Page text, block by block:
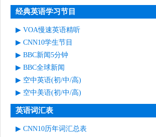
经典英语学习节目
VOA慢速英语精听
CNN10学生节目
BBC新闻5分钟
BBC全球新闻
空中英语(初/中/高)
空中美语(初/中/高)
英语词汇表
CNN10历年词汇总表